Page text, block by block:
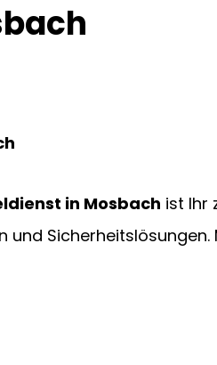
in Mosbach ist Ihr
und Sicherheitslösungen.